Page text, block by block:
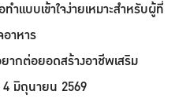
ำแบบเข้าใจง่ายเหมาะสำหรับผู้ที่
อาหาร
ากต่อยอดสร้างอาชีพเสริม
มิถุนายน 2569